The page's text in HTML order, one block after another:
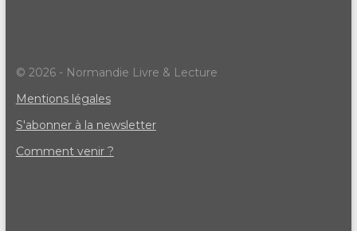
© 2026 - Normandie Livre & Lecture
Mentions légales
S'abonner à la newsletter
Comment venir ?